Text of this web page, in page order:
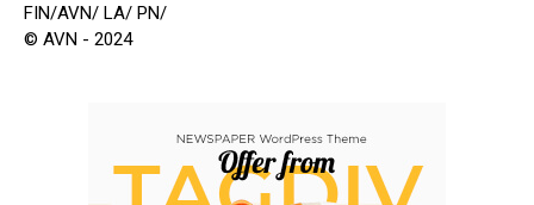
FIN/AVN/ LA/ PN/
© AVN - 2024